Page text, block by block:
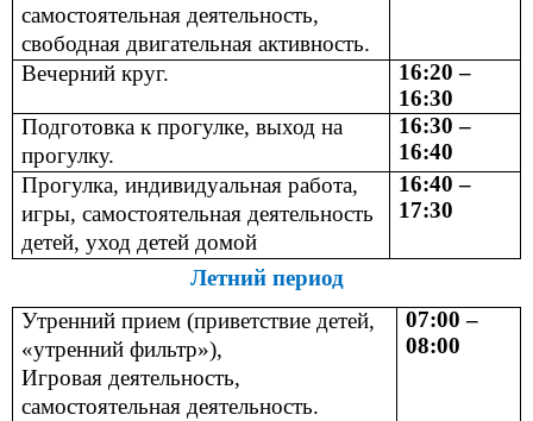
самостоятельная деятельность,
свободная двигательная активность.
Вечерний круг.
16:20 –
16:30
Подготовка к прогулке, выход на
прогулку.
16:30 –
16:40
Прогулка, индивидуальная работа,
игры, самостоятельная деятельность
детей, уход детей домой
16:40 –
17:30
Летний период
Утренний прием (приветствие детей,
«утренний фильтр»),
Игровая деятельность,
самостоятельная деятельность.
07:00 –
08:00